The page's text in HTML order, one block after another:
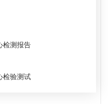
检测报告
检验测试